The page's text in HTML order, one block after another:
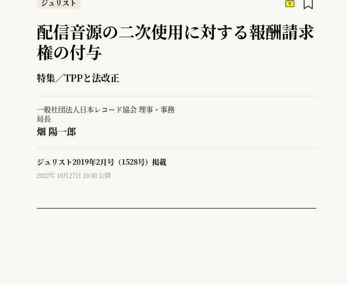
ジュリスト
配信音源の二次使用に対する報酬請求
権の付与
特集／TPPと法改正
一般社団法人日本レコード協会 理事・事務
局長
畑 陽一郎
ジュリスト2019年2月号（1528号）掲載
2022年 10月27日 10:00 公開